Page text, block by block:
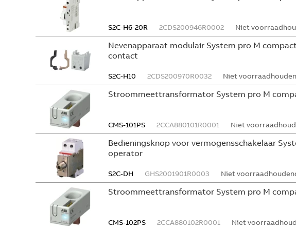
S2C-H6-20R 2CDS200946R0002 Niet
Nevenapparaat modulair System pro M
contact
S2C-H10 2CDS200970R0032 Niet
Stroommeettransformator System pro M
CMS-101PS 2CCA880101R0001 Niet
Bedieningsknop voor vermogensschakelaar
operator
S2C-DH GHS2001901R0003 Niet
Stroommeettransformator System pro M
CMS-102PS 2CCA880102R0001 Niet